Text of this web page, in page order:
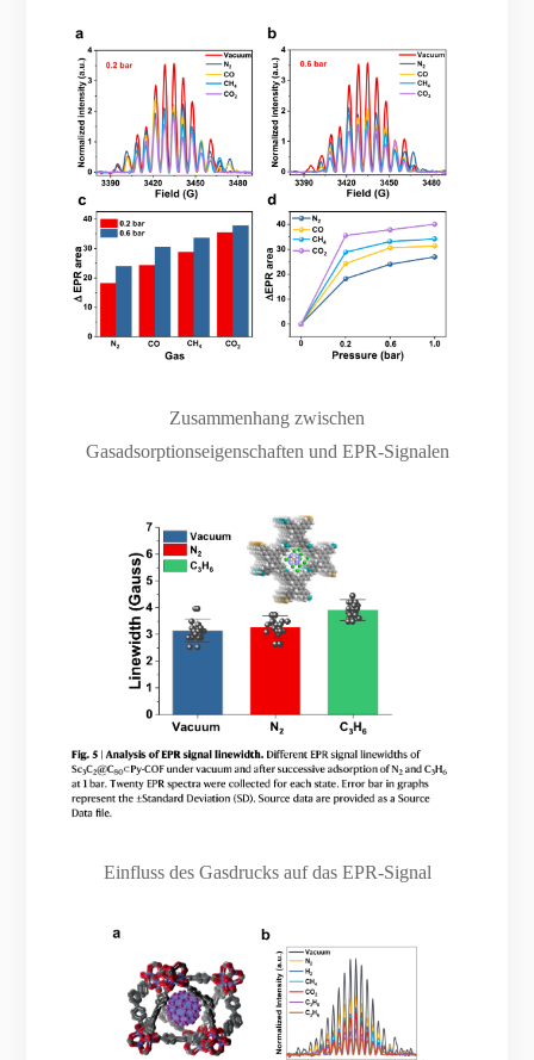
Zusammenhang zwischen
Gasadsorptionseigenschaften und EPR-Signalen
Einfluss des Gasdrucks auf das EPR-Signal